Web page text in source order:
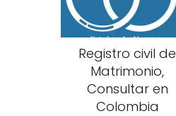
Registro civil de
Matrimonio,
Consultar en
Colombia